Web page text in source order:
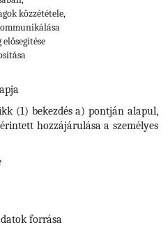
közzététele,
(1) bekezdés a) pontján alapul,
hozzájárulása a személyes
forrása